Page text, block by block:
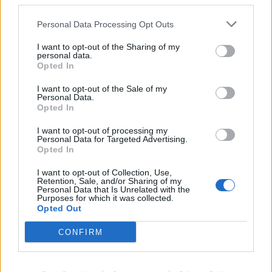
Personal Data Processing Opt Outs
I want to opt-out of the Sharing of my
personal data.
Opted In
I want to opt-out of the Sale of my
Personal Data.
Opted In
I want to opt-out of processing my
Personal Data for Targeted Advertising.
Opted In
I want to opt-out of Collection, Use,
Retention, Sale, and/or Sharing of my
Personal Data that Is Unrelated with the
Purposes for which it was collected.
Opted Out
CONFIRM
Lojas mais próximas
S.BARTOLOMEU DA SERRA